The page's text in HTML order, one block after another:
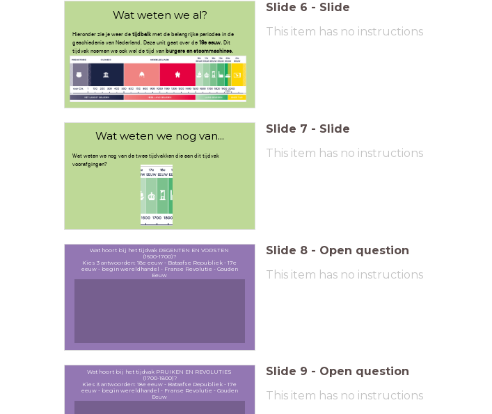
Wat weten we al?
Hieronder zie je weer de tijdbalk met de belangrijke periodes in de
geschiedenis van Nederland. Deze unit gaat over de 19e eeuw.Dit
tijdvak noemen we ook wel de tijd van burgers en stoommachines.
V
Slide 6 - Slide
This item has no instructions
Wat weten we nog van...
Wat weten we nog van de twee tijdvakken die aan dit tijdvak
voorafgingen?
Slide 7 - Slide
This item has no instructions
Wat hoort bij het tijdvak REGENTEN EN VORSTEN
(1600-1700)?
Kies 3 antwoorden: 18e eeuw - Bataafse Republiek - 17e
eeuw - begin wereldhandel - Franse Revolutie - Gouden
Eeuw
Slide 8 - Open question
This item has no instructions
Wat hoort bij het tijdvak PRUIKEN EN REVOLUTIES
(1700-1800)?
Kies 3 antwoorden: 18e eeuw - Bataafse Republiek - 17e
eeuw - begin wereldhandel - Franse Revolutie - Gouden
Eeuw
Slide 9 - Open question
This item has no instructions